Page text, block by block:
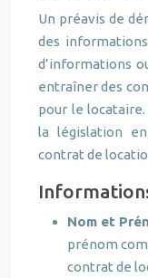
Un préavis de
des
d’informations
entraîner des
pour le
la législation
contrat de
Nom et
prénom
contrat de